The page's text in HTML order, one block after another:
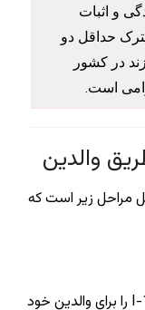
و اثبات
حداقل دو
در کشور
است.
والدین
مراحل زیر است که
ابتدا شهروند یا مقیم دائم آمریکا باید فرم I-130 را برای والدین خود